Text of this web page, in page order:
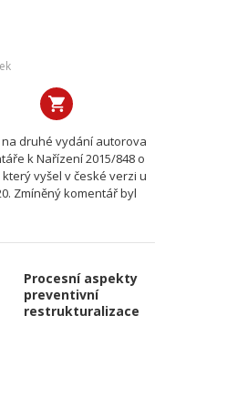
druhé vydání autorova
k Nařízení 2015/848 o
vyšel v české verzi u
Zmíněný komentář byl
Procesní aspekty
preventivní
restrukturalizace